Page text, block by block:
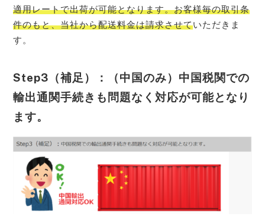
適用レートで出荷が可能となります。お客様毎の取引条
件のもと、当社から配送料金は請求させていただきま
す。
Step3（補足）：（中国のみ）中国税関での
輸出通関手続きも問題なく対応が可能となり
ます。